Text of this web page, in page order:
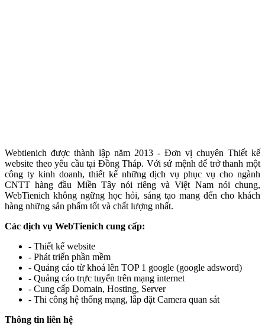
Webtienich được thành lập năm 2013 - Đơn vị chuyên Thiết kế
website theo yêu cầu tại Đồng Tháp. Với sứ mệnh để trở thanh một
công ty kinh doanh, thiết kế những dịch vụ phục vụ cho ngành
CNTT hàng đầu Miền Tây nói riêng và Việt Nam nói chung,
WebTienich không ngững học hỏi, sáng tạo mang đến cho khách
hàng những sản phẩm tốt và chất lượng nhất.
Các dịch vụ WebTienich cung cấp:
- Thiết kế website
- Phát triển phần mềm
- Quảng cáo từ khoá lên TOP 1 google (google adsword)
- Quảng cáo trực tuyến trên mạng internet
- Cung cấp Domain, Hosting, Server
- Thi công hệ thống mạng, lắp đặt Camera quan sát
Thông tin liên hệ